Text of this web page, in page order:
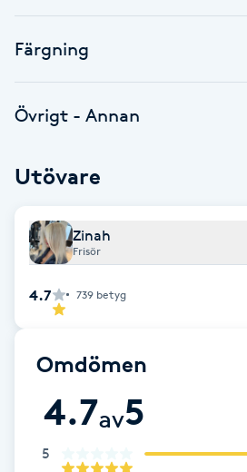
C
Celluliter
Coachning
Color correction
Damklippning
Enzympeeling
Färgning
Övrigt - Annan
Utövare
Zinah
Frisör
4.7 739 betyg
Omdömen
4.7av5
5